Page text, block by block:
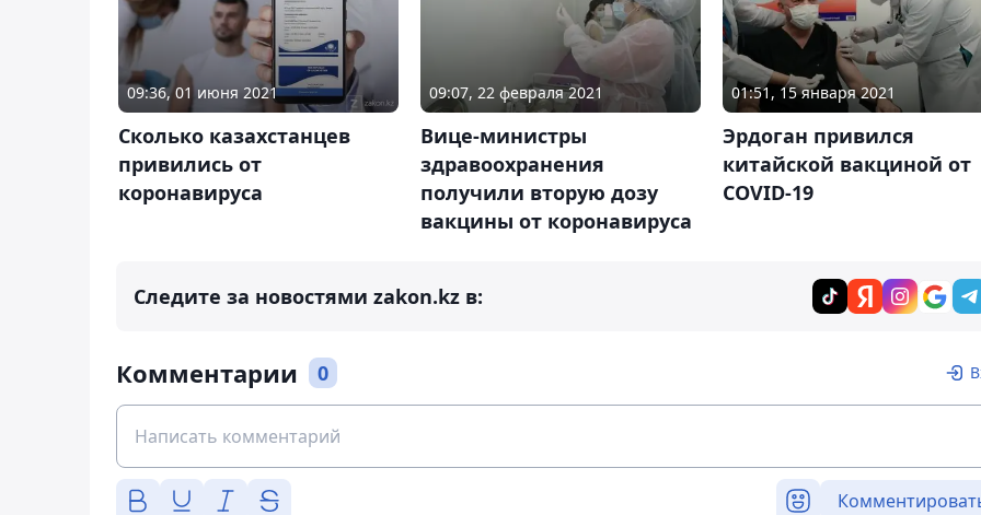
09:36, 01 июня 2021
Сколько казахстанцев
привились от
коронавируса
09:07, 22 февраля 2021
Вице-министры
здравоохранения
получили вторую дозу
вакцины от коронавируса
01:51, 15 января 2021
Эрдоган привился
китайской вакциной от
COVID-19
Следите за новостями zakon.kz в:
Комментарии 0